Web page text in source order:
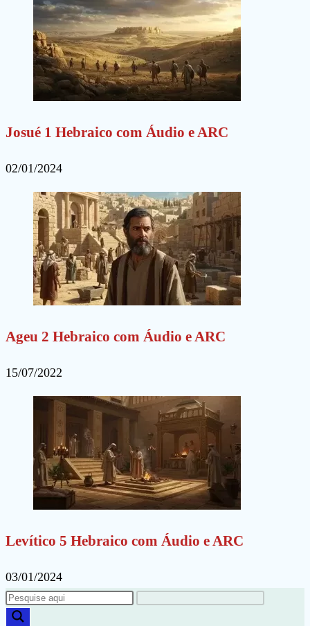
Josué 1 Hebraico com Áudio e ARC
02/01/2024
Ageu 2 Hebraico com Áudio e ARC
15/07/2022
Levítico 5 Hebraico com Áudio e ARC
03/01/2024